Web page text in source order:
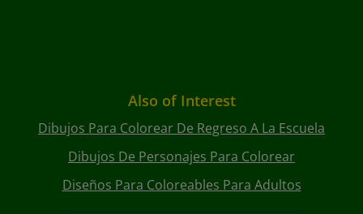
Also of Interest
Dibujos Para Colorear De Regreso A La Escuela
Dibujos De Personajes Para Colorear
Diseños Para Coloreables Para Adultos